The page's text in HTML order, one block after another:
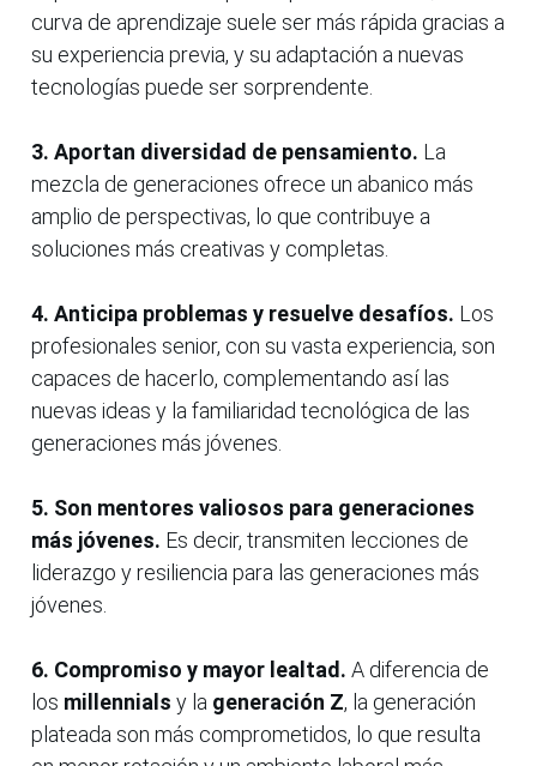
curva de aprendizaje suele ser más rápida gracias a
su experiencia previa, y su adaptación a nuevas
tecnologías puede ser sorprendente.
3. Aportan diversidad de pensamiento. La
mezcla de generaciones ofrece un abanico más
amplio de perspectivas, lo que contribuye a
soluciones más creativas y completas.
4. Anticipa problemas y resuelve desafíos. Los
profesionales senior, con su vasta experiencia, son
capaces de hacerlo, complementando así las
nuevas ideas y la familiaridad tecnológica de las
generaciones más jóvenes.
5. Son mentores valiosos para generaciones
más jóvenes. Es decir, transmiten lecciones de
liderazgo y resiliencia para las generaciones más
jóvenes.
6. Compromiso y mayor lealtad. A diferencia de
los millennials y la generación Z, la generación
plateada son más comprometidos, lo que resulta